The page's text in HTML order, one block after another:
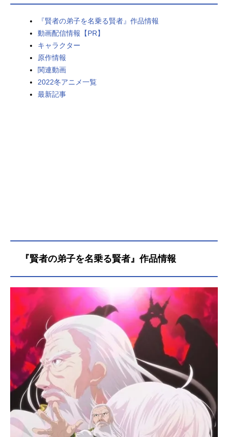
『賢者の弟子を名乗る賢者』作品情報
動画配信情報【PR】
キャラクター
原作情報
関連動画
2022冬アニメ一覧
最新記事
『賢者の弟子を名乗る賢者』作品情報